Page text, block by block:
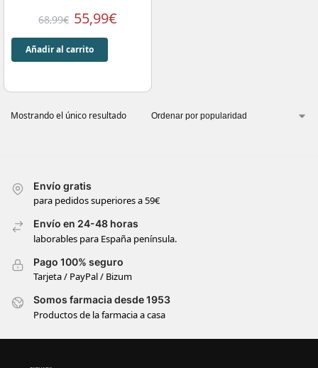
68,99€ 55,99€
Añadir al carrito
Mostrando el único resultado
Envío gratis
para pedidos superiores a 59€
Envío en 24-48 horas
laborables para España península.
Pago 100% seguro
Tarjeta / PayPal / Bizum
Somos farmacia desde 1953
Productos de la farmacia a casa